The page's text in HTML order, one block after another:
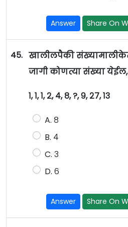
Answer Share On
45. खालीलपैकी
जागी कोणत्या संख्या येईल,
१, १, १, २, ४, ८, ?, ९, २७, १३
A. ८
B. ४
C. ३
D. ६
Answer Share On